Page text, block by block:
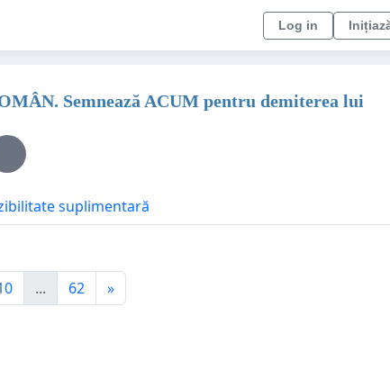
Log in
Semnează ACUM pentru demiterea lui
suplimentară
... 62 »